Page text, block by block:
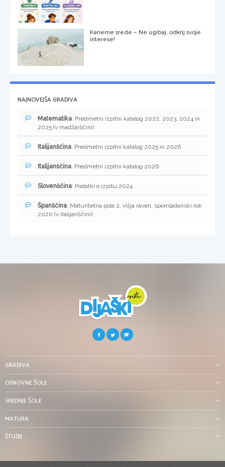
Karierne srede – Ne ugibaj, odkrij svoje
interese!
NAJNOVEJŠA GRADIVA
Matematika: Predmetni izpitni katalog 2022, 2023, 2024 in
2025 (v madžarščini)
Italijanščina: Predmetni izpitni katalog 2025 in 2026
Italijanščina: Predmetni izpitni katalog 2026
Slovenščina: Podatki o izpitu 2024
Španščina: Maturitetna pola 2, višja raven, spomladanski rok
2020 (v italijanščini)
GRADIVA
OSNOVNE ŠOLE
SREDNJE ŠOLE
MATURA
ŠTUDIJ